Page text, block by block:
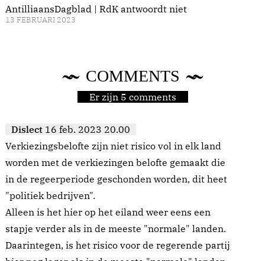
AntilliaansDagblad | RdK antwoordt niet
13 FEBRUARI 2023
COMMENTS
Er zijn 5 comments
Dislect 16 feb. 2023 20.00
Verkiezingsbelofte zijn niet risico vol in elk land
worden met de verkiezingen belofte gemaakt die
in de regeerperiode geschonden worden, dit heet
"politiek bedrijven".
Alleen is het hier op het eiland weer eens een
stapje verder als in de meeste "normale" landen.
Daarintegen, is het risico voor de regerende partij